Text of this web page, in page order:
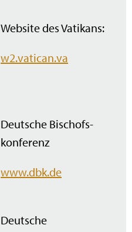
Website des Vatikans:
w2.vatican.va
Deutsche Bischofs­
konferenz
www.dbk.de
Deutsche